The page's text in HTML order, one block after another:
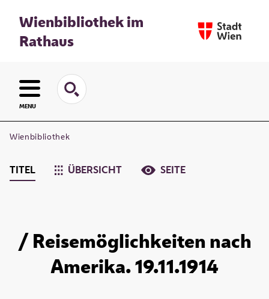
Wienbibliothek im
Rathaus
MENU
Wienbibliothek
TITEL ÜBERSICHT SEITE
/ Reisemöglichkeiten nach
Amerika. 19.11.1914